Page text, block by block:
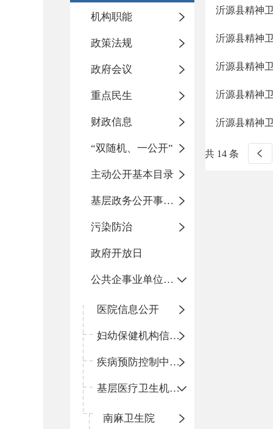
机构职能
政策法规
政府会议
重点民生
财政信息
“双随机、一公开”
主动公开基本目录
基层政务公开事项标准目录
污染防治
政府开放日
公共企事业单位信息公开
医院信息公开
妇幼保健机构信息公开
疾病预防控制中心信息公开
基层医疗卫生机构信息公开
南麻卫生院
沂源县精神
沂源县精神
沂源县精神
沂源县精神
沂源县精神
共 14 条